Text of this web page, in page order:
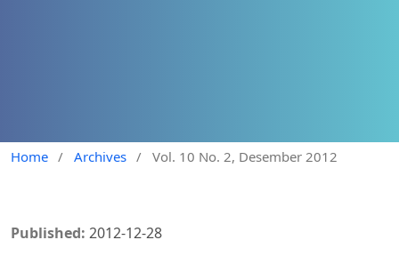
Home / Archives / Vol. 10 No. 2, Desember 2012
Published: 2012-12-28